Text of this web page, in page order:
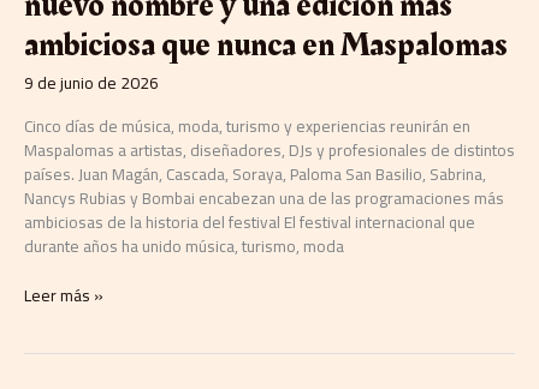
ambiciosa que nunca en Maspalomas
9 de junio de 2026
Cinco días de música, moda, turismo y experiencias reunirán en
Maspalomas a artistas, diseñadores, DJs y profesionales de distintos
países. Juan Magán, Cascada, Soraya, Paloma San Basilio, Sabrina,
Nancys Rubias y Bombai encabezan una de las programaciones más
ambiciosas de la historia del festival El festival internacional que
durante años ha unido música, turismo, moda
Leer más »